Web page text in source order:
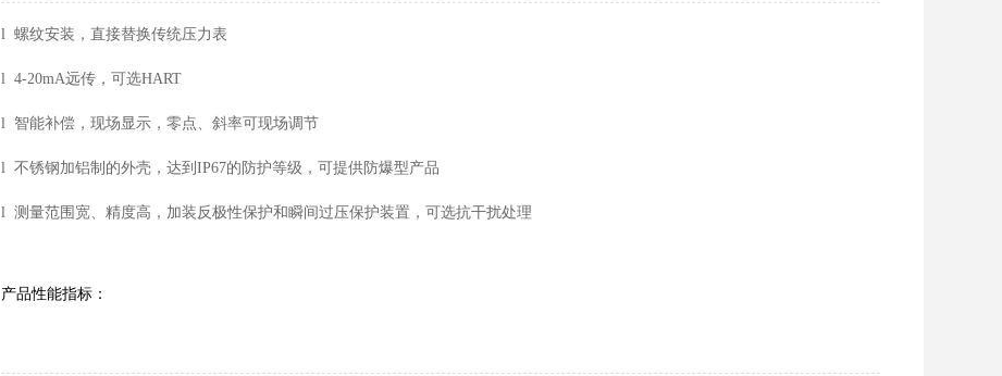
l 螺纹安装，直接替换传统压力表
l 4-20mA远传，可选HART
l 智能补偿，现场显示，零点、斜率可现场调节
l 不锈钢加铝制的外壳，达到IP67的防护等级，可提供防爆型产品
l 测量范围宽、精度高，加装反极性保护和瞬间过压保护装置，可选抗干扰处理
产品性能指标：